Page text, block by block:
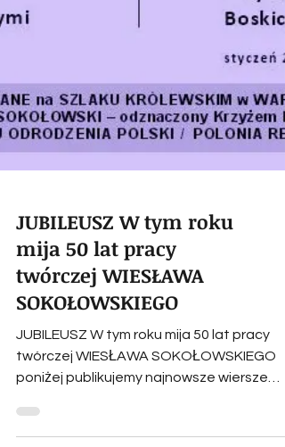
JUBILEUSZ W tym roku
mija 50 lat pracy
twórczej WIESŁAWA
SOKOŁOWSKIEGO
JUBILEUSZ W tym roku mija 50 lat pracy
twórczej WIESŁAWA SOKOŁOWSKIEGO
poniżej publikujemy najnowsze wiersze